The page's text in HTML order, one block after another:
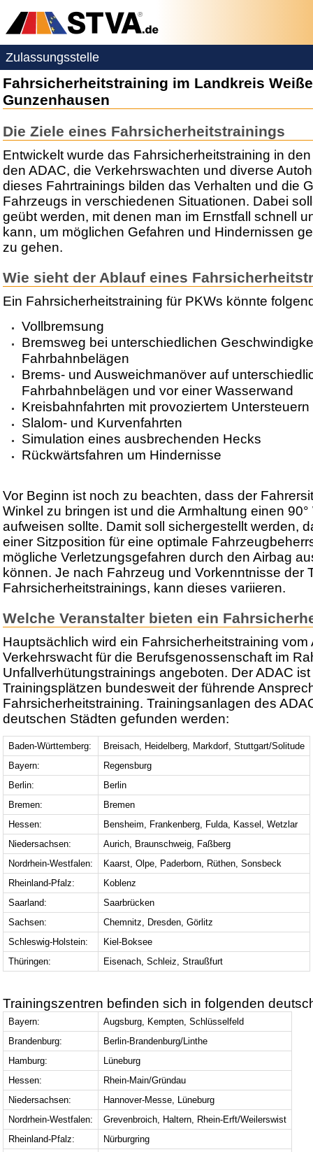
Zulassungsstelle
Fahrsicherheitstraining im Landkreis
Gunzenhausen
Die Ziele eines Fahrsicherheitstrainings
Entwickelt wurde das Fahrsicherheitstraining in
den ADAC, die Verkehrswachten und diverse
dieses Fahrtrainings bilden das Verhalten und die
Fahrzeugs in verschiedenen Situationen. Dabei
geübt werden, mit denen man im Ernstfall schnell
kann, um möglichen Gefahren und Hindernissen
zu gehen.
Wie sieht der Ablauf eines
Ein Fahrsicherheitstraining für PKWs könnte
Vollbremsung
Bremsweg bei unterschiedlichen
Fahrbahnbelägen
Brems- und Ausweichmanöver auf
Fahrbahnbelägen und vor einer Wasserwand
Kreisbahnfahrten mit provoziertem
Slalom- und Kurvenfahrten
Simulation eines ausbrechenden Hecks
Rückwärtsfahren um Hindernisse
Vor Beginn ist noch zu beachten, dass der
Winkel zu bringen ist und die Armhaltung einen
aufweisen sollte. Damit soll sichergestellt werden,
einer Sitzposition für eine optimale
mögliche Verletzungsgefahren durch den Airbag
können. Je nach Fahrzeug und Vorkenntnisse der
Fahrsicherheitstrainings, kann dieses variieren.
Welche Veranstalter bieten ein
Hauptsächlich wird ein Fahrsicherheitstraining
Verkehrswacht für die Berufsgenossenschaft im
Unfallverhütungstrainings angeboten. Der ADAC
Trainingsplätzen bundesweit der führende
Fahrsicherheitstraining. Trainingsanlagen des
deutschen Städten gefunden werden:
Baden-Württemberg:
Breisach, Heidelberg, Markdorf, Stuttgart/Solitude
Bayern:
Regensburg
Berlin:
Berlin
Bremen:
Bremen
Hessen:
Bensheim, Frankenberg, Fulda, Kassel, Wetzlar
Niedersachsen:
Aurich, Braunschweig, Faßberg
Nordrhein-Westfalen:
Kaarst, Olpe, Paderborn, Rüthen, Sonsbeck
Rheinland-Pfalz:
Koblenz
Saarland:
Saarbrücken
Sachsen:
Chemnitz, Dresden, Görlitz
Schleswig-Holstein:
Kiel-Boksee
Thüringen:
Eisenach, Schleiz, Straußfurt
Trainingszentren befinden sich in folgenden
Bayern:
Augsburg, Kempten, Schlüsselfeld
Brandenburg:
Berlin-Brandenburg/Linthe
Hamburg:
Lüneburg
Hessen:
Rhein-Main/Gründau
Niedersachsen:
Hannover-Messe, Lüneburg
Nordrhein-Westfalen:
Grevenbroich, Haltern, Rhein-Erft/Weilerswist
Rheinland-Pfalz:
Nürburgring